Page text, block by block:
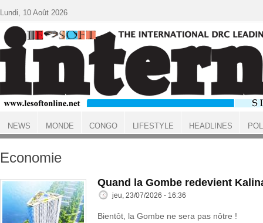
ACCUEIL
Economie
Quand la Gombe redevient
jeu, 23/07/2026 - 16:36
Bientôt, la Gombe ne sera pas nôtre !
Lundi, 10 Août 2026
NEWS MONDE CONGO LIFESTYLE HEADLINES